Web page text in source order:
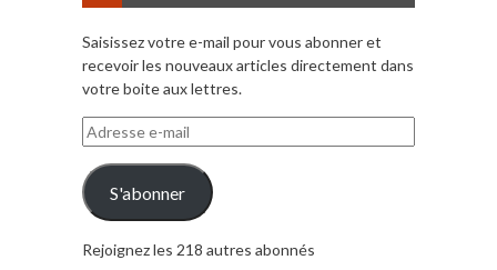
Saisissez votre e-mail pour vous abonner et
recevoir les nouveaux articles directement dans
votre boite aux lettres.
Adresse
e-
mail
S'abonner
Rejoignez les 218 autres abonnés